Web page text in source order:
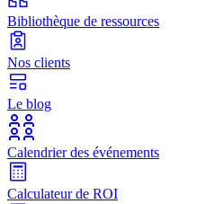
Bibliothèque de ressources
Nos clients
Le blog
Calendrier des événements
Calculateur de ROI